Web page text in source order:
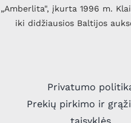
„Amberlita", įkurta 1996 m.
iki didžiausios Baltijos
Privatumo
Prekių pirkimo ir
taisyklės